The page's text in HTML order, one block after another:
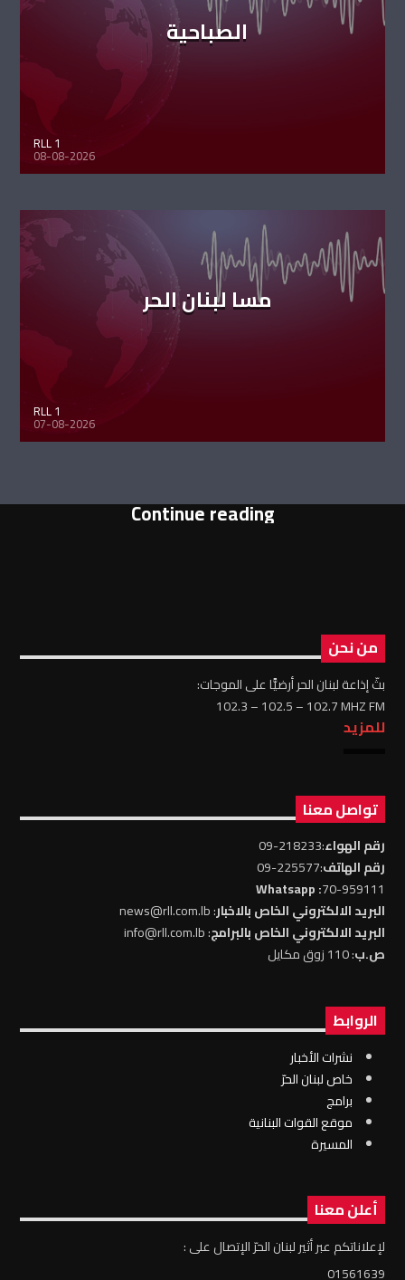
الصباحية
RLL 1
08-08-2026
مسا لبنان الحر
RLL 1
07-08-2026
Continue reading
من نحن
بثّ إذاعة لبنان الحر أرضيًّا على الموجات:
102.3 – 102.5 – 102.7 MHZ FM
للمزيد
تواصل معنا
رقم الهواء:218233-09
رقم الهاتف:225577-09
70-959111
: Whatsapp
البريد الالكتروني الخاص بالاخبار: news@rll.com.lb
البريد الالكتروني الخاص بالبرامج: info@rll.com.lb
ص.ب: 110 زوق مكايل
الروابط
نشرات الأخبار
خاص لبنان الحرّ
برامج
موقع القوات البنانية
المسيرة
أعلن معنا
لإعلاناتكم عبر أثير لبنان الحرّ الإتصال على :
01561639